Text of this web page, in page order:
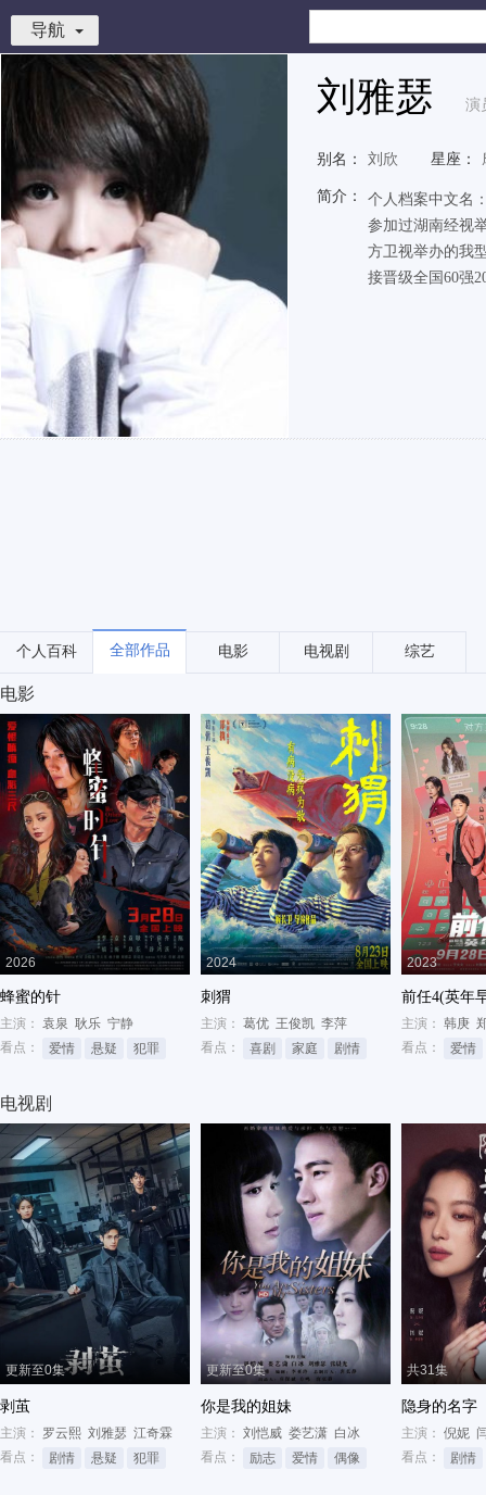
导航
刘雅瑟 演
别名： 刘欣 星座：
简介：
个人档案中文名
参加过湖南经视
方卫视举办的我
接晋级全国60强
个人百科 全部作品 电影 电视剧 综艺
电影
2026
蜂蜜的针
主演： 袁泉 耿乐 宁静
看点：
爱情 悬疑 犯罪
2024
刺猬
主演： 葛优 王俊凯 李萍
看点：
喜剧 家庭 剧情
2023
前任4(英年
主演： 韩庚
看点：
爱情
电视剧
更新至0集
剥茧
主演： 罗云熙 刘雅瑟 江奇霖
看点：
剧情 悬疑 犯罪
更新至0集
你是我的姐妹
主演： 刘恺威 娄艺潇 白冰
看点：
励志 爱情 偶像
共31集
隐身的名字
主演： 倪妮
看点：
剧情